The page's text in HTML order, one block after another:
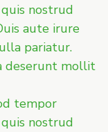
nostrud
aute irure
pariatur.
deserunt mollit
tempor
nostrud